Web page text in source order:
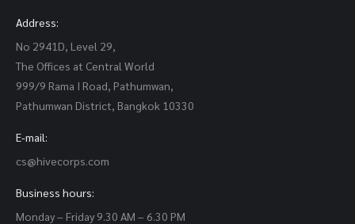
Address:
No 2941D, Level 29,
The Offices at Central World
999/9 Rama I Road, Pathumwan,
Pathumwan District, Bangkok 10330
E-mail:
cs@hivecorps.com
Business hours:
Monday – Friday 9.30 AM – 6.30 PM